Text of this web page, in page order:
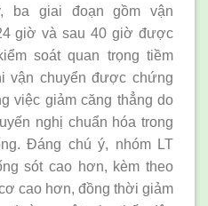
ba giai đoạn gồm vận
giờ và sau 40 giờ được
soát quan trọng tiềm
vận chuyển được chứng
việc giảm căng thẳng do
nghị chuẩn hóa trong
Đáng chú ý, nhóm LT
sót cao hơn, kèm theo
cao hơn, đồng thời giảm